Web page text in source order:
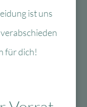
ist uns
für dich!